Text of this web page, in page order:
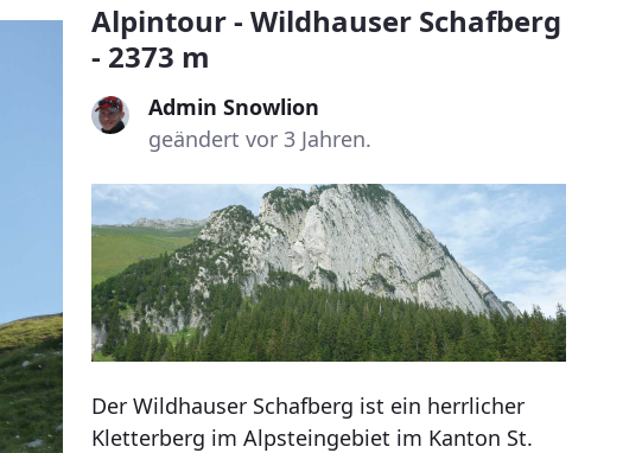
Alpintour - Wildhauser Schafberg
- 2373 m
Admin Snowlion
geändert vor 3 Jahren.
Der Wildhauser Schafberg ist ein herrlicher
Kletterberg im Alpsteingebiet im Kanton St.